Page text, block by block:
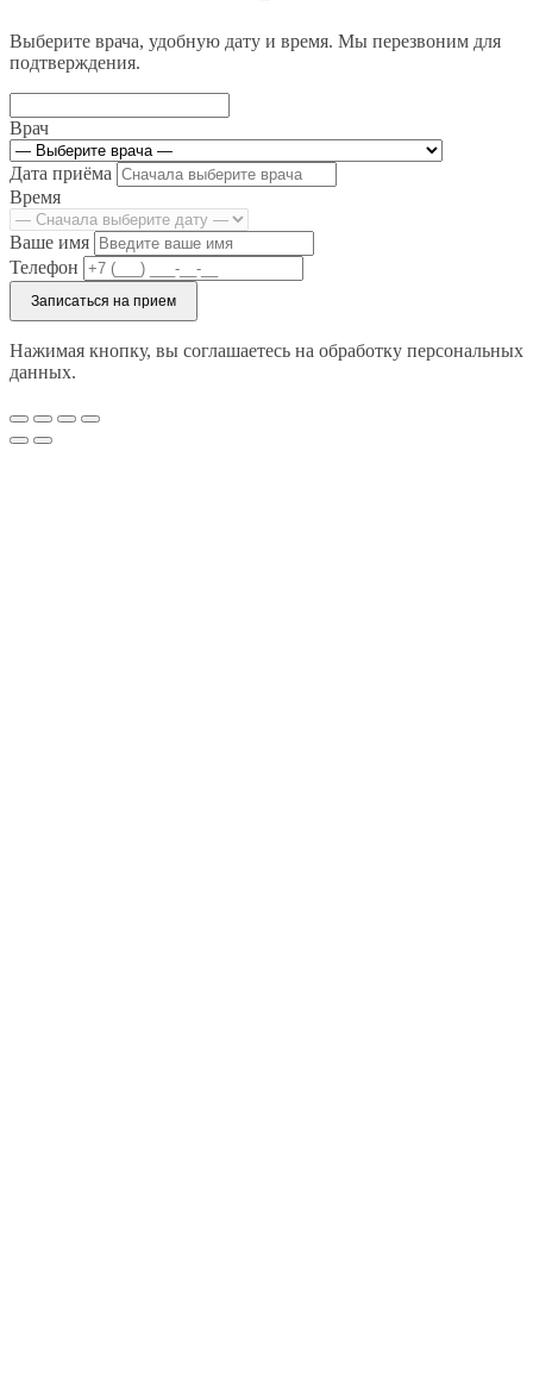
Выберите врача, удобную дату и время. Мы перезвоним для
подтверждения.
Врач
Дата приёма
Время
Ваше имя
Телефон
Записаться на прием
Нажимая кнопку, вы соглашаетесь на обработку персональных
данных.